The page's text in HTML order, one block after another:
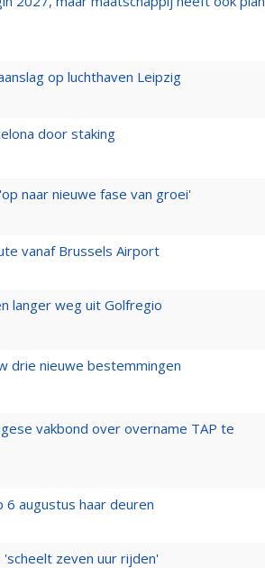
op luchthaven Leipzig
door staking
naar nieuwe fase van groei'
vanaf Brussels Airport
langer weg uit Golfregio
drie nieuwe bestemmingen
vakbond over overname TAP te
6 augustus haar deuren
zeven uur rijden'